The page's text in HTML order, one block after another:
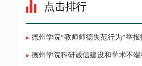
点击排行